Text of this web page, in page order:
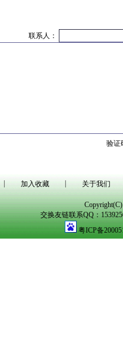
联系人：
验证
加入收藏 关于我们
交换友链联系QQ：
粤ICP备